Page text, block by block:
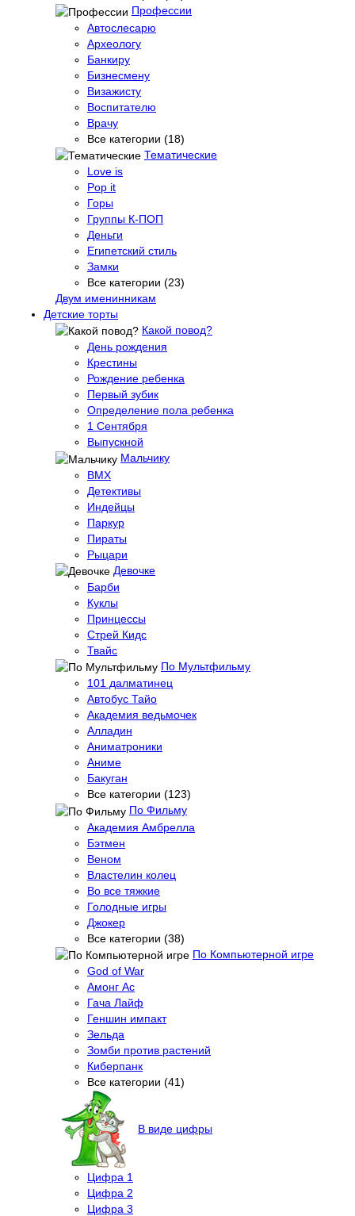
Профессии
Автослесарю
Археологу
Банкиру
Бизнесмену
Визажисту
Воспитателю
Врачу
Все категории (18)
Тематические
Love is
Pop it
Горы
Группы К-ПОП
Деньги
Египетский стиль
Замки
Все категории (23)
Двум именинникам
Детские торты
Какой повод?
День рождения
Крестины
Рождение ребенка
Первый зубик
Определение пола ребенка
1 Сентября
Выпускной
Мальчику
BMX
Детективы
Индейцы
Паркур
Пираты
Рыцари
Девочке
Барби
Куклы
Принцессы
Стрей Кидс
Твайс
По Мультфильму
101 далматинец
Автобус Тайо
Академия ведьмочек
Алладин
Аниматроники
Аниме
Бакуган
Все категории (123)
По Фильму
Академия Амбрелла
Бэтмен
Веном
Властелин колец
Во все тяжкие
Голодные игры
Джокер
Все категории (38)
По Компьютерной игре
God of War
Амонг Ас
Гача Лайф
Геншин импакт
Зельда
Зомби против растений
Киберпанк
Все категории (41)
В виде цифры
Цифра 1
Цифра 2
Цифра 3